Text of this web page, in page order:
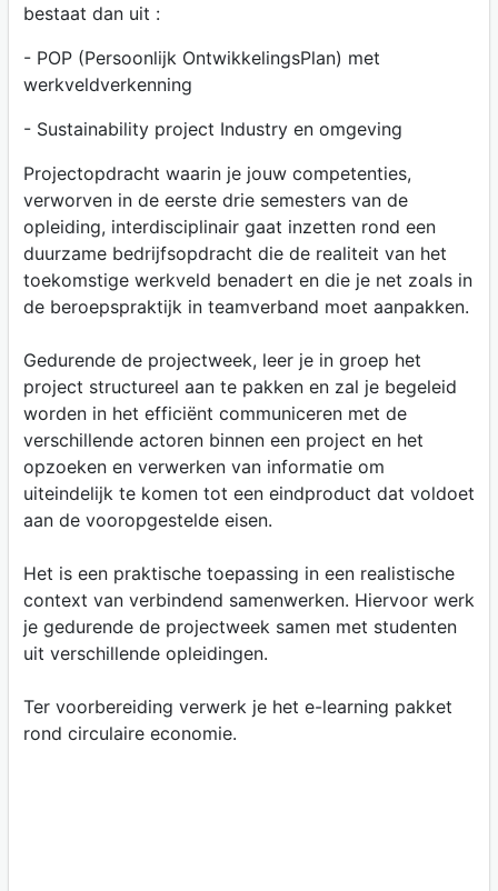
bestaat dan uit :
- POP (Persoonlijk OntwikkelingsPlan) met
werkveldverkenning
- Sustainability project Industry en omgeving
Projectopdracht waarin je jouw competenties,
verworven in de eerste drie semesters van de
opleiding, interdisciplinair gaat inzetten rond een
duurzame bedrijfsopdracht die de realiteit van het
toekomstige werkveld benadert en die je net zoals in
de beroepspraktijk in teamverband moet aanpakken.
Gedurende de projectweek, leer je in groep het
project structureel aan te pakken en zal je begeleid
worden in het efficiënt communiceren met de
verschillende actoren binnen een project en het
opzoeken en verwerken van informatie om
uiteindelijk te komen tot een eindproduct dat voldoet
aan de vooropgestelde eisen.
Het is een praktische toepassing in een realistische
context van verbindend samenwerken. Hiervoor werk
je gedurende de projectweek samen met studenten
uit verschillende opleidingen.
Ter voorbereiding verwerk je het e-learning pakket
rond circulaire economie.